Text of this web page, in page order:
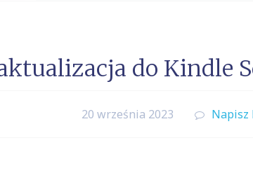
do Kindle
20 września 2023 Napisz